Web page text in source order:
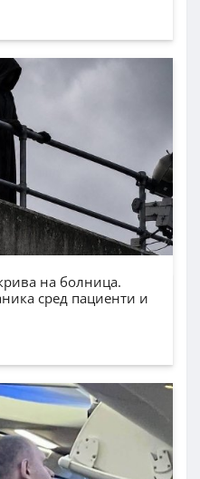
на болница.
сред пациенти и